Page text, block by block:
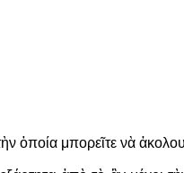
ὁποία μπορεῖτε νὰ